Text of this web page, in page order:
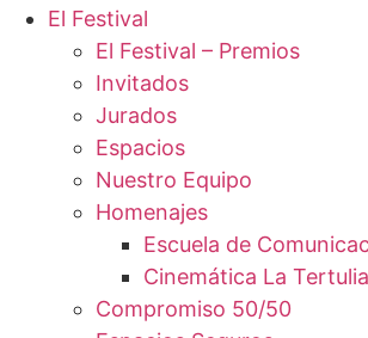
El Festival
El Festival – Premios
Invitados
Jurados
Espacios
Nuestro Equipo
Homenajes
Escuela de
Cinemática La Tertulia
Compromiso 50/50